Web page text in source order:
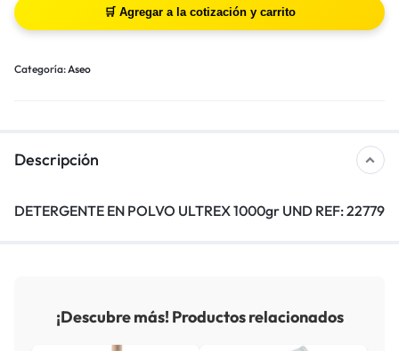
Categoría:Aseo
Descripción
DETERGENTE EN POLVO ULTREX 1000gr UND REF: 22779
¡Descubre más! Productos relacionados